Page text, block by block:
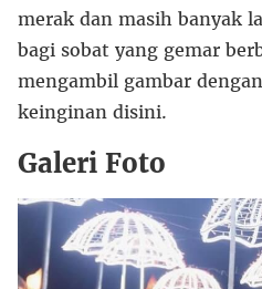
merak dan masih banyak
bagi sobat yang gemar
mengambil gambar
keinginan disini.
Galeri Foto